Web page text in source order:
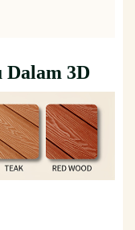
3D